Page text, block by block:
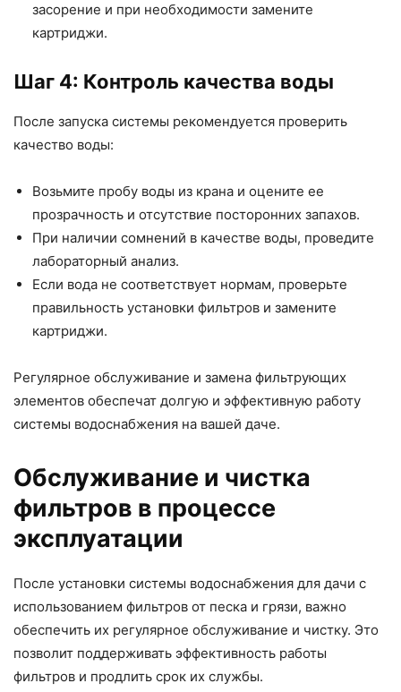
засорение и при необходимости замените
картриджи.
Шаг 4: Контроль качества воды
После запуска системы рекомендуется проверить
качество воды:
Возьмите пробу воды из крана и оцените ее
прозрачность и отсутствие посторонних запахов.
При наличии сомнений в качестве воды, проведите
лабораторный анализ.
Если вода не соответствует нормам, проверьте
правильность установки фильтров и замените
картриджи.
Регулярное обслуживание и замена фильтрующих
элементов обеспечат долгую и эффективную работу
системы водоснабжения на вашей даче.
Обслуживание и чистка
фильтров в процессе
эксплуатации
После установки системы водоснабжения для дачи с
использованием фильтров от песка и грязи, важно
обеспечить их регулярное обслуживание и чистку. Это
позволит поддерживать эффективность работы
фильтров и продлить срок их службы.